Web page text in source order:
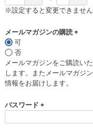
※設定すると変更できません
メールマガジンの購読
須
)
可
否
メールマガジンをご購読い
します。またメールマガジ
情報をお届けします。
パスワード